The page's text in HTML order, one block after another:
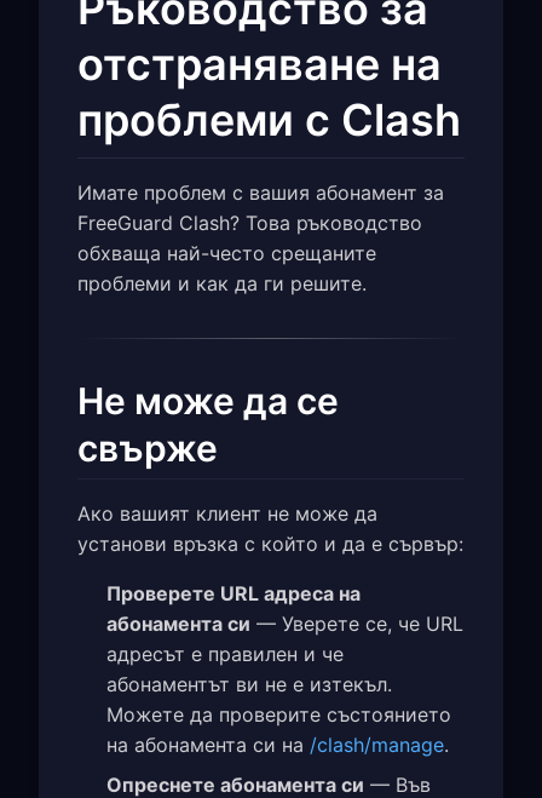
отстраняване на
проблеми с Clash
Имате проблем с вашия абонамент за
FreeGuard Clash? Това ръководство
обхваща най-често срещаните
проблеми и как да ги решите.
Не може да се
свърже
Ако вашият клиент не може да
установи връзка с който и да е сървър:
Проверете URL адреса на
абонамента си — Уверете се, че URL
адресът е правилен и че
абонаментът ви не е изтекъл.
Можете да проверите състоянието
на абонамента си на /clash/manage.
Опреснете абонамента си — Във